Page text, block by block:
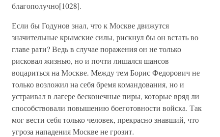
благополучно[1028].
Если бы Годунов знал, что к Москве движутся
значительные крымские силы, рискнул бы он встать во
главе рати? Ведь в случае поражения он не только
рисковал жизнью, но и почти лишался шансов
воцариться на Москве. Между тем Борис Федорович не
только возложил на себя бремя командования, но и
устраивал в лагере бесконечные пиры, которые вряд ли
способствовали повышению боеготовности войска. Так
мог вести себя только человек, прекрасно знавший, что
угроза нападения Москве не грозит.